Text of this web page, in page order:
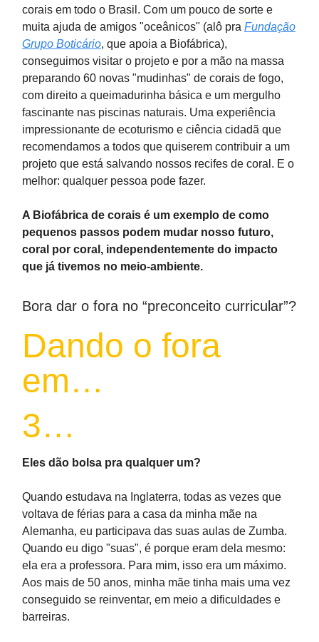
corais em todo o Brasil. Com um pouco de sorte e
muita ajuda de amigos "oceânicos" (alô pra Fundação
Grupo Boticário, que apoia a Biofábrica),
conseguimos visitar o projeto e por a mão na massa
preparando 60 novas "mudinhas" de corais de fogo,
com direito a queimadurinha básica e um mergulho
fascinante nas piscinas naturais. Uma experiência
impressionante de ecoturismo e ciência cidadã que
recomendamos a todos que quiserem contribuir a um
projeto que está salvando nossos recifes de coral. E o
melhor: qualquer pessoa pode fazer.
A Biofábrica de corais é um exemplo de como
pequenos passos podem mudar nosso futuro,
coral por coral, independentemente do impacto
que já tivemos no meio-ambiente.
Bora dar o fora no “preconceito curricular”?
Dando o fora
em…
3…
Eles dão bolsa pra qualquer um?
Quando estudava na Inglaterra, todas as vezes que
voltava de férias para a casa da minha mãe na
Alemanha, eu participava das suas aulas de Zumba.
Quando eu digo "suas", é porque eram dela mesmo:
ela era a professora. Para mim, isso era um máximo.
Aos mais de 50 anos, minha mãe tinha mais uma vez
conseguido se reinventar, em meio a dificuldades e
barreiras.